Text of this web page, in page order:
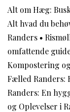
Alt om Hæg:
Alt hvad du
Randers •
omfattende
Kompostering
Fælled Randers:
Randers: En
og Oplevelser i